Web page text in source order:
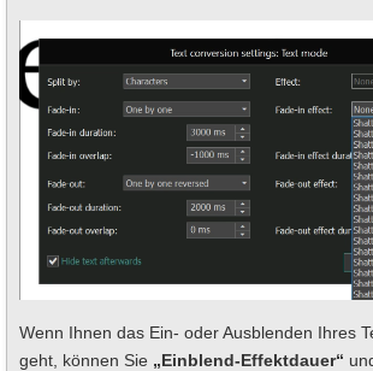
Wenn Ihnen das Ein- oder Ausblenden Ihres
geht, können Sie „Einblend-Effektdauer“